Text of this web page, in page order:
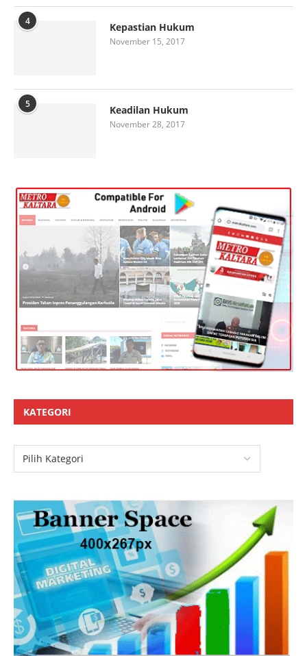
4 Kepastian Hukum
November 15, 2017
5 Keadilan Hukum
November 28, 2017
KATEGORI